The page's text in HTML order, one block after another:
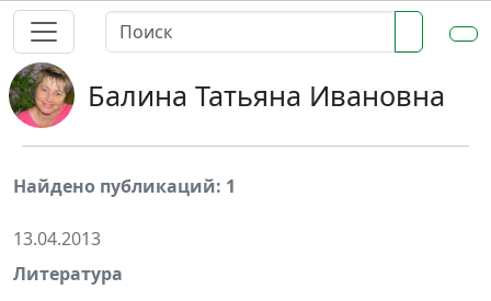
Балина Татьяна Ивановна
Найдено публикаций: 1
13.04.2013
Литература